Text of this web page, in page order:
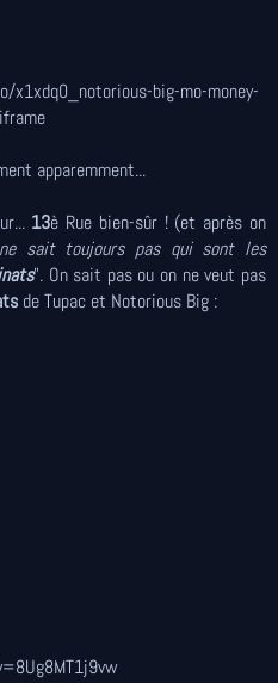
big-mo-money-
apparemment...
13è Rue bien-sûr ! (et après on
sait toujours pas qui sont les
". On sait pas ou on ne veut pas
de Tupac et Notorious Big :